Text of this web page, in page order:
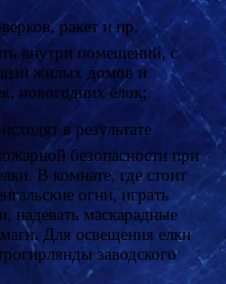
ракет и пр.
внутри помещений, с
жилых домов и
новогодних ёлок;
в результате
безопасности при
В комнате, где стоит
огни, играть
надевать маскарадные
Для освещения елки
заводского